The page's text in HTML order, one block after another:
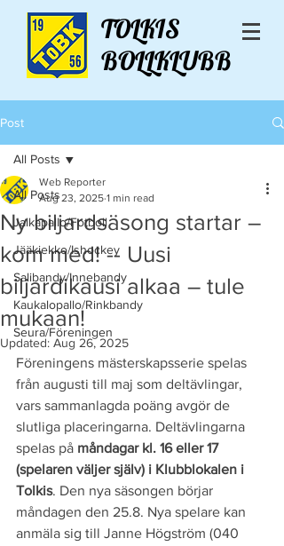
TOLKIS
BOLLKLUBB
Post
All Posts
Jalkapallo/Fotboll
Jääkiekko/Ishockey
Salibandy/Innebandy
Kaukalopallo/Rinkbandy
Seura/Föreningen
All Posts
Ny biljardsäsong startar –
kom med! -- Uusi
biljardikausi alkaa – tule
mukaan!
Web Reporter
Aug 23, 2025 1 min read
Updated: Aug 26, 2025
Föreningens mästerskapsserie spelas
från augusti till maj som deltävlingar,
vars sammanlagda poäng avgör de
slutliga placeringarna. Deltävlingarna
spelas på måndagar kl. 16 eller 17
(spelaren väljer själv) i Klubblokalen i
Tolkis. Den nya säsongen börjar
måndagen den 25.8. Nya spelare kan
anmäla sig till Janne Högström (040